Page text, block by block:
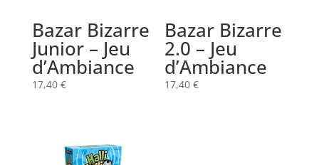
Bazar Bizarre
Junior – Jeu
d’Ambiance
17,40 €
Bazar Bizarre
2.0 – Jeu
d’Ambiance
17,40€